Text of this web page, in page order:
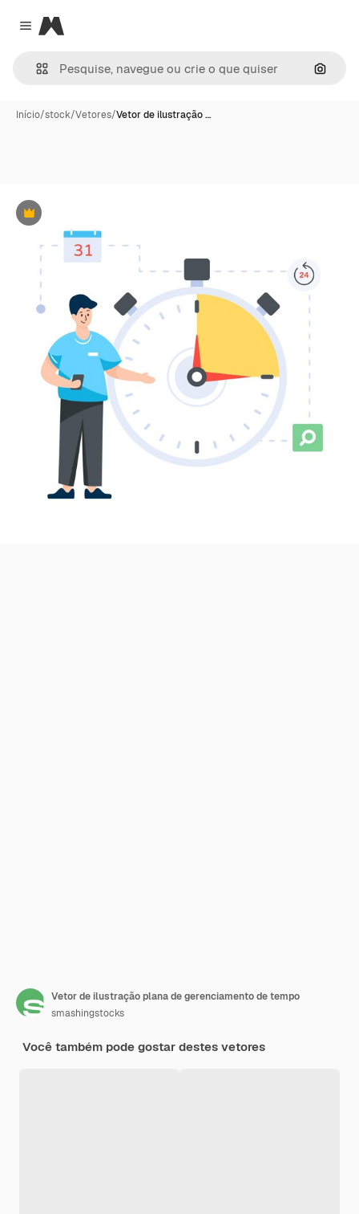
Close menu
Magnific
Início/stock/Vetores/Vetor de ilustração …
Premium
Vetor de ilustração plana de gerenciamento de tempo
smashingstocks
Você também pode gostar destes vetores